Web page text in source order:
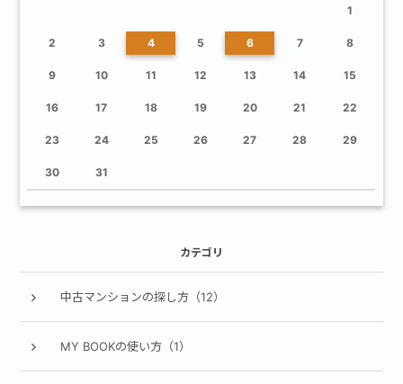
1
2 3 4 5 6 7 8
9 10 11 12 13 14 15
16 17 18 19 20 21 22
23 24 25 26 27 28 29
30 31
カテゴリ
中古マンションの探し方（12）
MY BOOKの使い方（1）